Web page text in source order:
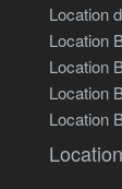
Location
Location
Location
Location
Location